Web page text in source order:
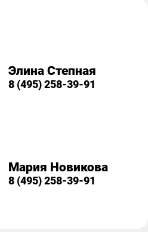
Элина Степная
8 (495) 258-39-91
Мария Новикова
8 (495) 258-39-91